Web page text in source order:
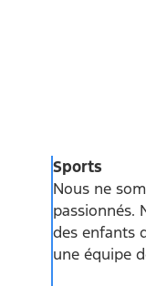
Sports
Nous ne
passionnés.
des enfants
une équipe